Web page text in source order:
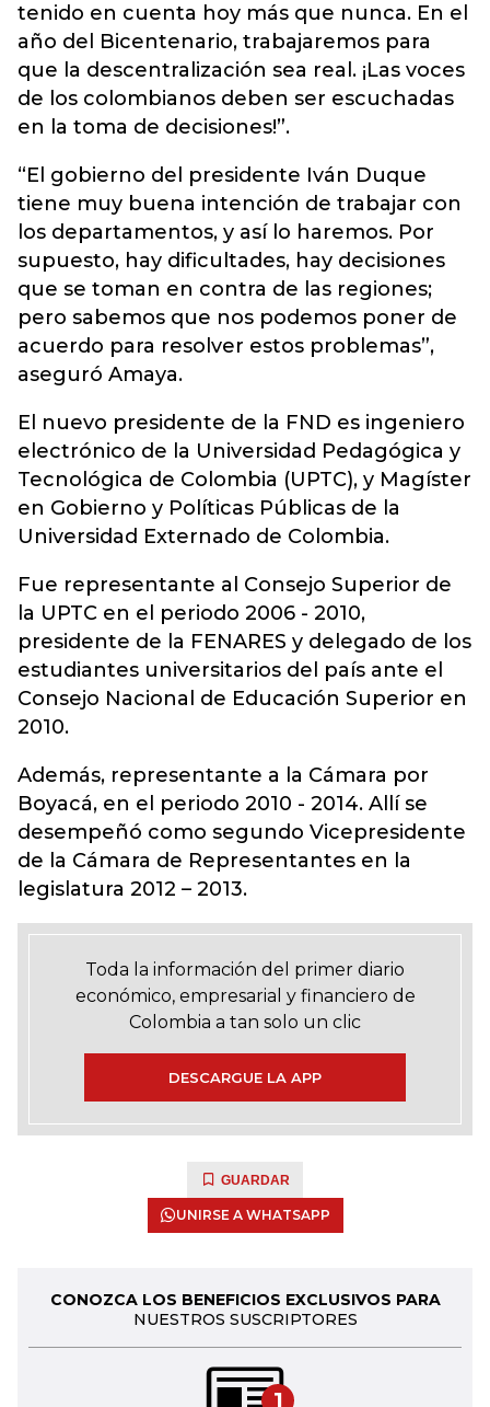
tenido en cuenta hoy más que nunca. En el
año del Bicentenario, trabajaremos para
que la descentralización sea real. ¡Las voces
de los colombianos deben ser escuchadas
en la toma de decisiones!”.
“El gobierno del presidente Iván Duque
tiene muy buena intención de trabajar con
los departamentos, y así lo haremos. Por
supuesto, hay dificultades, hay decisiones
que se toman en contra de las regiones;
pero sabemos que nos podemos poner de
acuerdo para resolver estos problemas”,
aseguró Amaya.
El nuevo presidente de la FND es ingeniero
electrónico de la Universidad Pedagógica y
Tecnológica de Colombia (UPTC), y Magíster
en Gobierno y Políticas Públicas de la
Universidad Externado de Colombia.
Fue representante al Consejo Superior de
la UPTC en el periodo 2006 - 2010,
presidente de la FENARES y delegado de los
estudiantes universitarios del país ante el
Consejo Nacional de Educación Superior en
2010.
Además, representante a la Cámara por
Boyacá, en el periodo 2010 - 2014. Allí se
desempeñó como segundo Vicepresidente
de la Cámara de Representantes en la
legislatura 2012 – 2013.
Toda la información del primer diario
económico, empresarial y financiero de
Colombia a tan solo un clic
DESCARGUE LA APP
GUARDAR
UNIRSE A WHATSAPP
CONOZCA LOS BENEFICIOS EXCLUSIVOS PARA
NUESTROS SUSCRIPTORES
1